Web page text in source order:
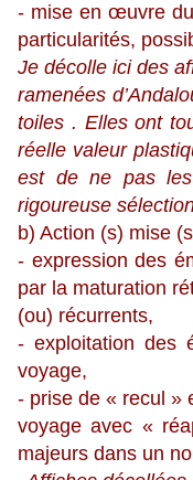
- mise en œuvre
particularités,
Je décolle ici des
ramenées
toiles . Elles ont
réelle valeur
est de ne pas
rigoureuse
b) Action (s) mise
- expression des
par la maturation
(ou) récurrents,
- exploitation des
voyage,
- prise de « recul »
voyage avec «
majeurs dans un